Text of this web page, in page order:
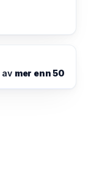
av mer enn 50